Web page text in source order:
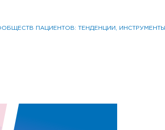
ПАЦИЕНТОВ: ТЕНДЕНЦИИ, ИНСТРУМЕНТЫ,